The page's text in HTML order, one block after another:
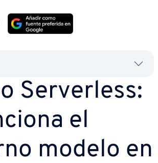
TwitterLinkedIn
Se­r­ve­r­le­ss:
el
modelo en